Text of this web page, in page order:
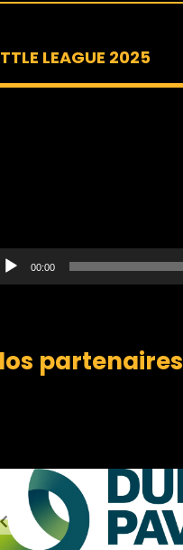
LEAGUE 2025
00:00
partenaires